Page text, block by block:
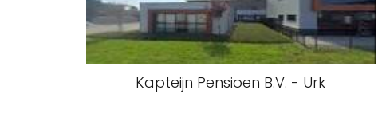
Kapteijn Pensioen B.V. - Urk